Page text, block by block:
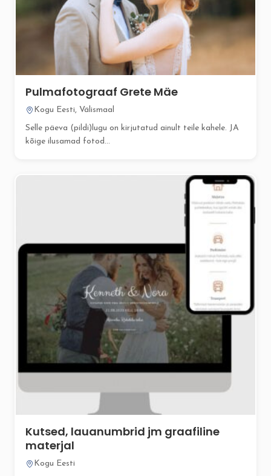
Pulmafotograaf Grete Mäe
Kogu Eesti, Välismaal
Selle päeva (pildi)lugu on kirjutatud ainult teile kahele. JA
kõige ilusamad fotod...
Kutsed, lauanumbrid jm graafiline
materjal
Kogu Eesti